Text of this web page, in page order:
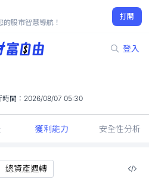
股市智慧導航！
打開
登入
-2.9%
間： 2026/08/07 05:30
獲利能力 安全性分析
總資產週轉